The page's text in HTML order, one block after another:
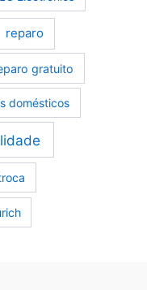
reparo
gratuito
domésticos